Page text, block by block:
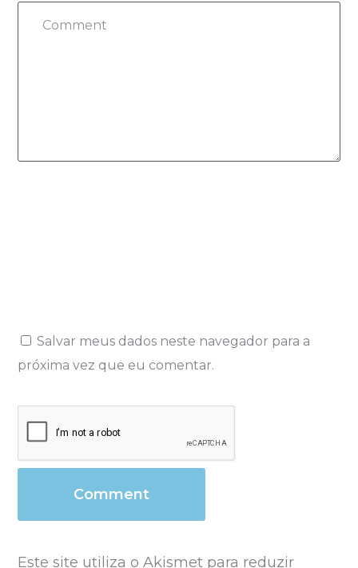
Salvar meus dados neste navegador para a
próxima vez que eu comentar.
Este site utiliza o Akismet para reduzir